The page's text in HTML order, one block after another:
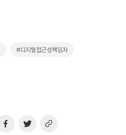
#디지털접근성책임자